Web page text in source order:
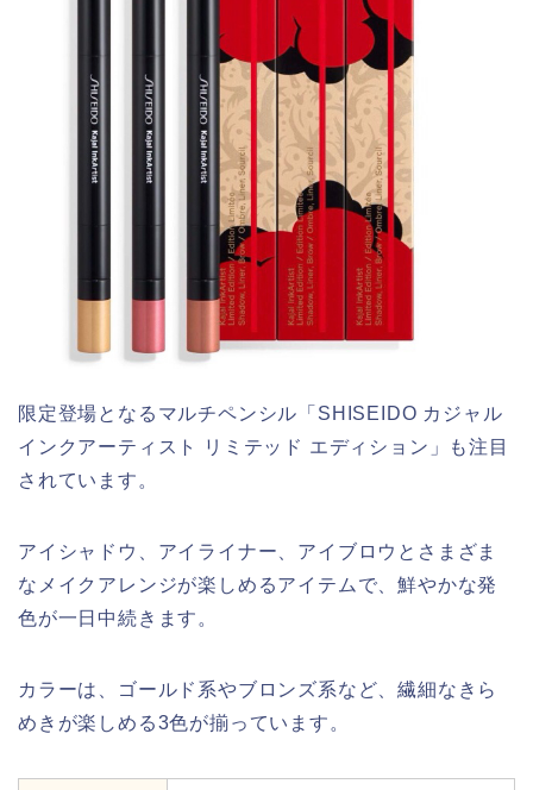
限定登場となるマルチペンシル「SHISEIDO カジャル
インクアーティスト リミテッド エディション」も注目
されています。
アイシャドウ、アイライナー、アイブロウとさまざま
なメイクアレンジが楽しめるアイテムで、鮮やかな発
色が一日中続きます。
カラーは、ゴールド系やブロンズ系など、繊細なきら
めきが楽しめる3色が揃っています。